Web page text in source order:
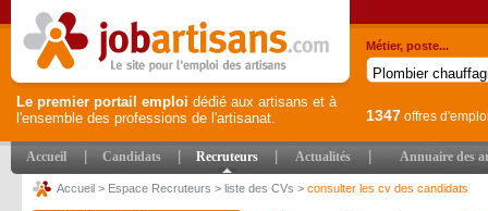
Le premier portail emploi dédié aux artisans et à
l'ensemble des professions de l'artisanat.
Métier, poste...
1347 offres
Accueil Candidats Recruteurs Actualités Annuaire des
Accueil > Espace Recruteurs > liste des CVs > consulter les cv des candidats